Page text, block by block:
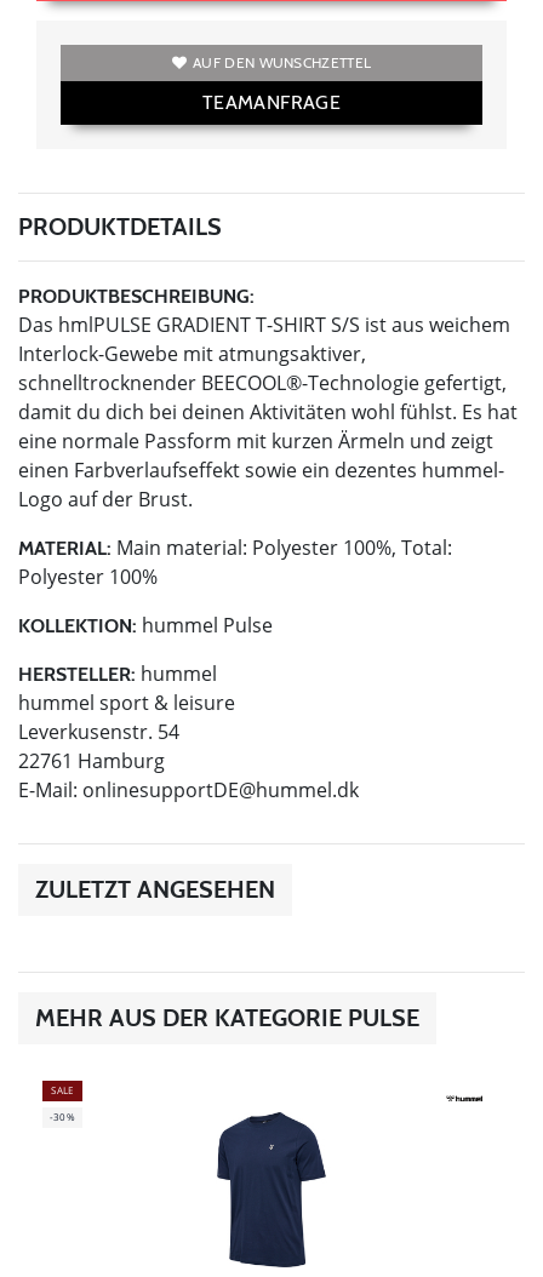
AUF DEN WUNSCHZETTEL
TEAMANFRAGE
PRODUKTDETAILS
PRODUKTBESCHREIBUNG:
Das hmlPULSE GRADIENT T-SHIRT S/S ist aus weichem
Interlock-Gewebe mit atmungsaktiver,
schnelltrocknender BEECOOL®-Technologie gefertigt,
damit du dich bei deinen Aktivitäten wohl fühlst. Es hat
eine normale Passform mit kurzen Ärmeln und zeigt
einen Farbverlaufseffekt sowie ein dezentes hummel-
Logo auf der Brust.
MATERIAL: Main material: Polyester 100%, Total:
Polyester 100%
KOLLEKTION: hummel Pulse
HERSTELLER: hummel
hummel sport & leisure
Leverkusenstr. 54
22761 Hamburg
E-Mail: onlinesupportDE@hummel.dk
ZULETZT ANGESEHEN
MEHR AUS DER KATEGORIE PULSE
SALE
-30%